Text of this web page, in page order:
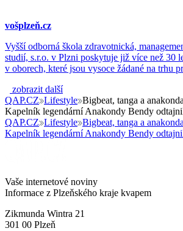
vošplzeň.cz
Vyšší odborná škola zdravotnická,
studií, s.r.o. v Plzni poskytuje již více než 30
v oborech, které jsou vysoce žádané na trhu
zobrazit další
QAP.CZ Lifestyle Bigbeat, tanga a
Kapelník legendární Anakondy Bendy
QAP.CZ Lifestyle Bigbeat, tanga a
Kapelník legendární Anakondy Bendy
Vaše internetové noviny
Informace z Plzeňského kraje kvapem
Zikmunda Wintra 21
301 00 Plzeň